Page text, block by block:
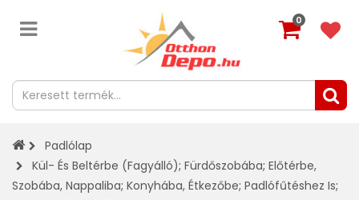
0
Padlólap
Kül- És Beltérbe (fagyálló); Fürdőszobába; Előtérbe,
Szobába, Nappaliba; Konyhába, Étkezőbe; Padlófűtéshez Is;